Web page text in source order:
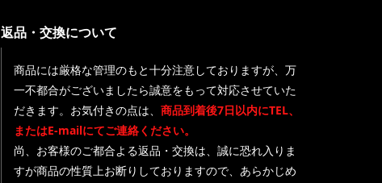
返品・交換について
商品には厳格な管理のもと十分注意しておりますが、万
一不都合がございましたら誠意をもって対応させていた
だきます。お気付きの点は、 商品到着後7日以内にTEL、
またはE-mailにてご連絡ください。
尚、お客様のご都合よる返品・交換は、誠に恐れ入りま
すが商品の性質上お断りしておりますので、あらかじめ